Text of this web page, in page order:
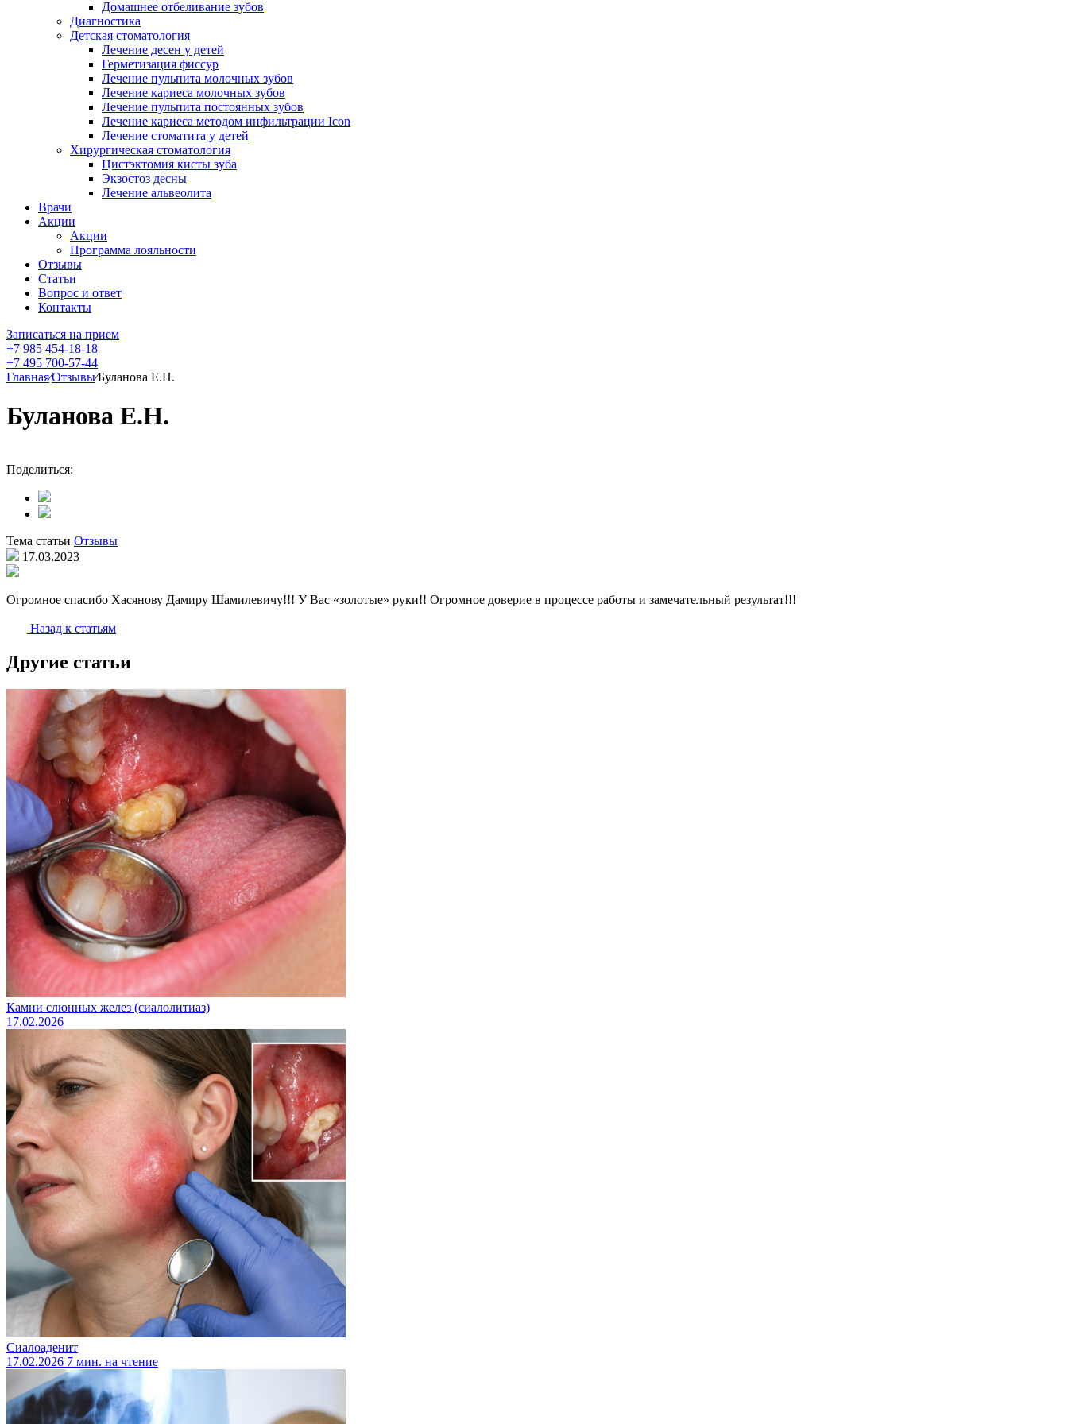
Домашнее отбеливание зубов
Диагностика
Детская стоматология
Лечение десен у детей
Герметизация фиссур
Лечение пульпита молочных зубов
Лечение кариеса молочных зубов
Лечение пульпита постоянных зубов
Лечение кариеса методом инфильтрации Icon
Лечение стоматита у детей
Хирургическая стоматология
Цистэктомия кисты зуба
Экзостоз десны
Лечение альвеолита
Врачи
Акции
Акции
Программа лояльности
Отзывы
Статьи
Вопрос и ответ
Контакты
Записаться на прием
+7 985 454-18-18
+7 495 700-57-44
Главная⁄Отзывы⁄Буланова Е.Н.
Буланова Е.Н.
Поделиться:
Тема статьи Отзывы
17.03.2023
Огромное спасибо Хасянову Дамиру Шамилевичу!!! У Вас «золотые» руки!! Огромное доверие в процессе работы и замечательный результат!!!
Назад к статьям
Другие статьи
Камни слюнных желез (сиалолитиаз)
17.02.2026
Сиалоаденит
17.02.2026 7 мин. на чтение